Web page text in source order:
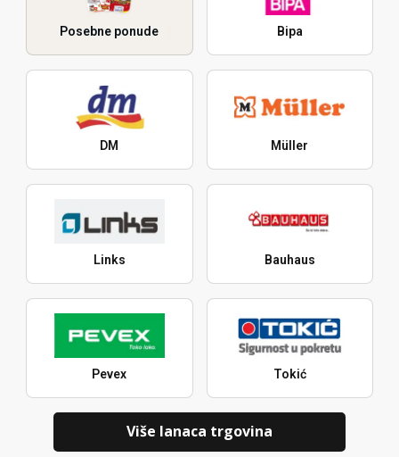
Posebne ponude Bipa
DM Müller
Links Bauhaus
Pevex Tokić
Više lanaca trgovina